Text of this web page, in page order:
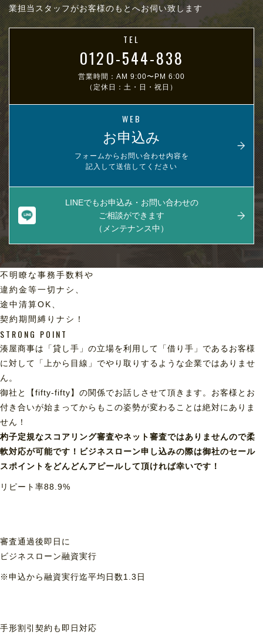
業担当スタッフがお客様のもとへお伺い致します
TEL
0120-544-838
営業時間：AM 9:00〜PM 6:00
（定休日：土・日・祝日）
WEB
お申込み
フォームからお問い合わせ内容を
記入して送信してください
LINEでもお申込み・お問い合わせの
ご相談ができます
（メンテナンス中）
不明瞭な事務手数料や
違約金等一切ナシ、
途中清算OK、
契約期間縛りナシ！
STRONG POINT
湊屋商事は「貸し手」の立場を利用して「借り手」であるお客様
に対して「上から目線」でやり取りするような企業ではありませ
ん。
御社と【fifty-fifty】の関係でお話しさせて頂きます。お客様とお
付き合いが始まってからもこの姿勢が変わることは絶対にありま
せん！
杓子定規なスコアリング審査やネット審査ではありませんので柔
軟対応が可能です！ビジネスローン申し込みの際は御社のセール
スポイントをどんどんアピールして頂ければ幸いです！
リピート率88.9%
審査通過後即日に
ビジネスローン融資実行
※申込から融資実行迄平均日数1.3日
手形割引契約も 即日対応